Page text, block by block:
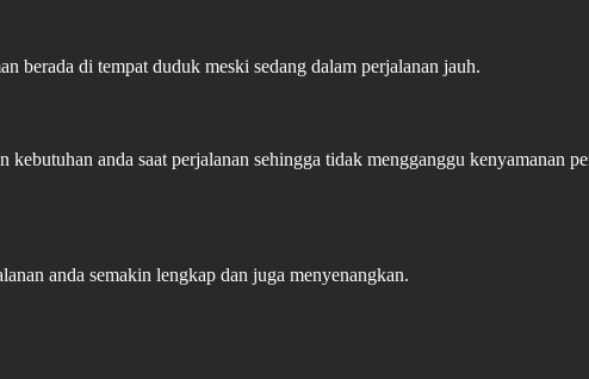
berada di tempat duduk meski sedang dalam perjalanan jauh.
anda saat perjalanan sehingga tidak mengganggu kenyamanan
anda semakin lengkap dan juga menyenangkan.